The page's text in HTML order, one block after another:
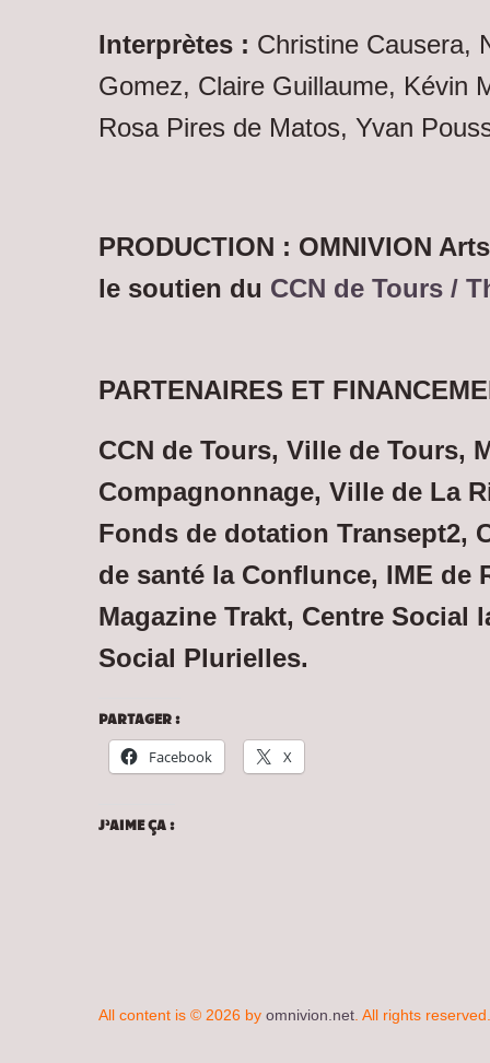
Interprètes : Christine Causera,
Gomez, Claire Guillaume, Kévin
Rosa Pires de Matos, Yvan
PRODUCTION : OMNIVION
le soutien du CCN de Tours /
PARTENAIRES ET
CCN de Tours, Ville de Tours,
Compagnonnage, Ville de La
Fonds de dotation Transept2,
de santé la Conflunce, IME de
Magazine Trakt, Centre Social
Social Plurielles.
PARTAGER :
Facebook
X
J’AIME ÇA :
All content is © 2026 by omnivion.net. All rights reserved.